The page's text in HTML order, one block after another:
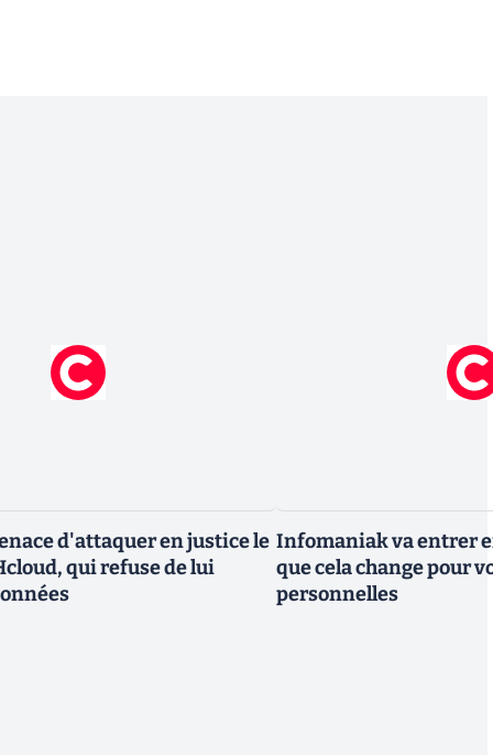
d'attaquer en justice le
qui refuse de lui
Infomaniak va entrer
que cela change pour
personnelles